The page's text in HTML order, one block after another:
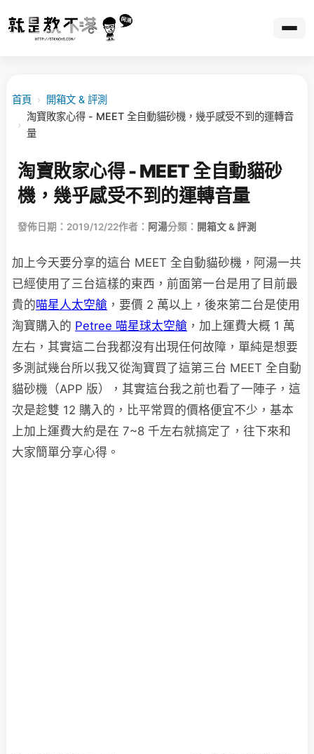
首頁 › 開箱文 & 評測
›
淘寶敗家心得 - MEET 全自動貓砂機，幾乎感受不到的運轉音
量
淘寶敗家心得 - MEET 全自動貓砂
機，幾乎感受不到的運轉音量
發佈日期：2019/12/22作者： 阿湯分類： 開箱文 & 評測
加上今天要分享的這台 MEET 全自動貓砂機，阿湯一共
已經使用了三台這樣的東西，前面第一台是用了目前最
貴的喵星人太空艙 ，要價 2 萬以上，後來第二台是使用
淘寶購入的 Petree 喵星球太空艙 ，加上運費大概 1 萬
左右，其實這二台我都沒有出現任何故障，單純是想要
多測試幾台所以我又從淘寶買了這第三台 MEET 全自動
貓砂機（APP 版），其實這台我之前也看了一陣子，這
次是趁雙 12 購入的，比平常買的價格便宜不少，基本
上加上運費大約是在 7~8 千左右就搞定了，往下來和
大家簡單分享心得。